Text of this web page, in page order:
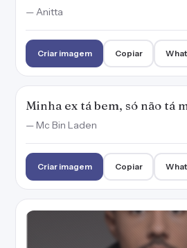
— Anitta
Criar imagem Copiar
Minha ex tá bem, só não tá
— Mc Bin Laden
Criar imagem Copiar